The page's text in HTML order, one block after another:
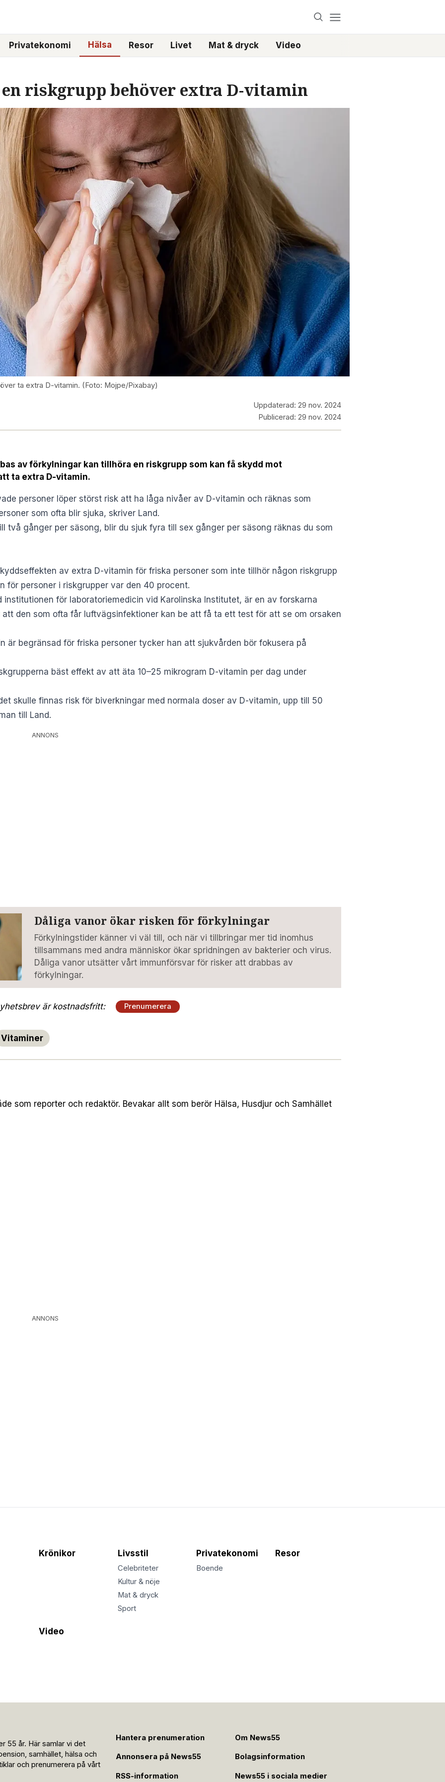
Privatekonomi Hälsa Resor Livet Mat & dryck Video
riskgrupp behöver extra D-vitamin
ta extra D-vitamin. (Foto: Mojpe/Pixabay)
Uppdaterad: 29 nov. 2024
Publicerad: 29 nov. 2024
av förkylningar kan tillhöra en riskgrupp som kan få skydd mot
ta extra D-vitamin.
personer löper störst risk att ha låga nivåer av D-vitamin och räknas som
som ofta blir sjuka, skriver Land.
två gånger per säsong, blir du sjuk fyra till sex gånger per säsong räknas du som
av extra D-vitamin för friska personer som inte tillhör någon riskgrupp
för personer i riskgrupper var den 40 procent.
institutionen för laboratoriemedicin vid Karolinska Institutet, är en av forskarna
den som ofta får luftvägsinfektioner kan be att få ta ett test för att se om orsaken
är begränsad för friska personer tycker han att sjukvården bör fokusera på
bäst effekt av att äta 10–25 mikrogram D-vitamin per dag under
skulle finnas risk för biverkningar med normala doser av D-vitamin, upp till 50
till Land.
ANNONS
Dåliga vanor ökar risken för förkylningar
Förkylningstider känner vi väl till, och när vi tillbringar mer tid inomhus
tillsammans med andra människor ökar spridningen av bakterier och virus.
Dåliga vanor utsätter vårt immunförsvar för risker att drabbas av
förkylningar.
är kostnadsfritt: Prenumerera
Vitaminer
som reporter och redaktör. Bevakar allt som berör Hälsa, Husdjur och Samhället
ANNONS
Krönikor Livsstil
Celebriteter
Kultur & nöje
Mat & dryck
Sport
Privatekonomi
Boende
Resor
Video
55 år. Här samlar vi det
samhället, hälsa och
och prenumerera på vårt
Hantera prenumeration Om News55
Annonsera på News55 Bolagsinformation
RSS-information News55 i sociala medier